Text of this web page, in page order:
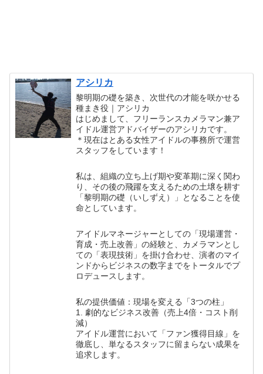
アシリカ
黎明期の礎を築き、次世代の才能を咲かせる
種まき役｜アシリカ
はじめまして、フリーランスカメラマン兼ア
イドル運営アドバイザーのアシリカです。
＊現在はとある女性アイドルの事務所で運営
スタッフをしています！
私は、組織の立ち上げ期や変革期に深く関わ
り、その後の飛躍を支えるための土壌を耕す
「黎明期の礎（いしずえ）」となることを使
命としています。
アイドルマネージャーとしての「現場運営・
育成・売上改善」の経験と、カメラマンとし
ての「表現技術」を掛け合わせ、演者のマイ
ンドからビジネスの数字までをトータルでプ
ロデュースします。
私の提供価値：現場を変える「3つの柱」
1. 劇的なビジネス改善（売上4倍・コスト削
減）
アイドル運営において「ファン獲得目線」を
徹底し、単なるスタッフに留まらない成果を
追求します。